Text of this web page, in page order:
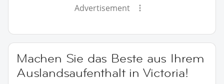
Advertisement
Machen Sie das Beste aus Ihrem
Auslandsaufenthalt in Victoria!